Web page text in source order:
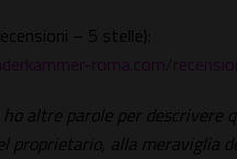
– 5 stelle):
roma.com/
altre parole per descrivere
proprietario, alla meraviglia